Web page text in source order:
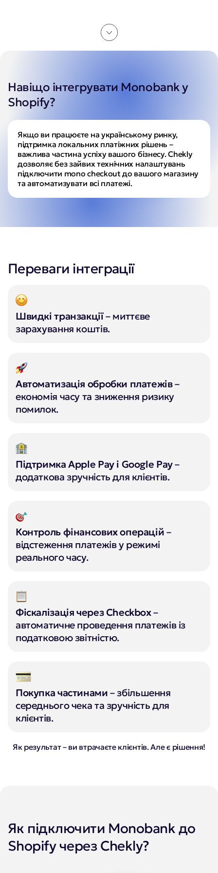
Навіщо інтегрувати Monobank у
Shopify?
Якщо ви працюєте на українському ринку,
підтримка локальних платіжних рішень –
важлива частина успіху вашого бізнесу. Chekly
дозволяє без зайвих технічних налаштувань
підключити mono checkout до вашого магазину
та автоматизувати всі платежі.
Переваги інтеграції
Швидкі транзакції– миттєве
зарахування коштів.
Автоматизація обробки платежів–
економія часу та зниження ризику
помилок.
Підтримка Apple Pay і Google Pay–
додаткова зручність для клієнтів.
Контроль фінансових операцій–
відстеження платежів у режимі
реального часу.
Фіскалізація через Checkbox–
автоматичне проведення платежів із
податковою звітністю.
Покупка частинами– збільшення
середнього чека та зручність для
клієнтів.
Як результат – ви втрачаєте клієнтів. Але є рішення!
Як підключити Monobank до
Shopify через Chekly?